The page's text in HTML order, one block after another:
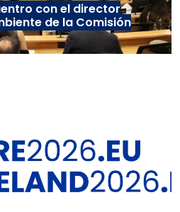
con el director
de la Comisión